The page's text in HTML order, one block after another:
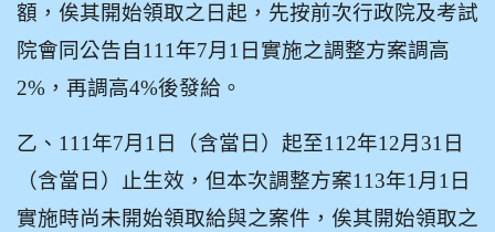
額，俟其開始領取之日起，先按前次行政院及考試
院會同公告自111年7月1日實施之調整方案調高
2%，再調高4%後發給。
乙、111年7月1日（含當日）起至112年12月31日
（含當日）止生效，但本次調整方案113年1月1日
實施時尚未開始領取給與之案件，俟其開始領取之